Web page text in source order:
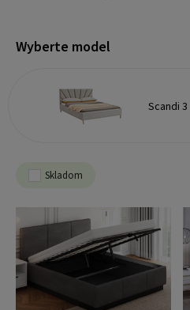
Wyberte model
Scandi 3
Skladom